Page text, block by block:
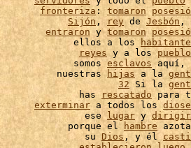
fronteriza : tomaron
Sijón , rey de Jesbón,
entraron y tomaron
ellos a los
reyes y a los
somos esclavos aquí,
nuestras hijas a la
32 Si la
has rescatado para
exterminar a todos los
ese lugar y
porque el hambre
su Dios , y él